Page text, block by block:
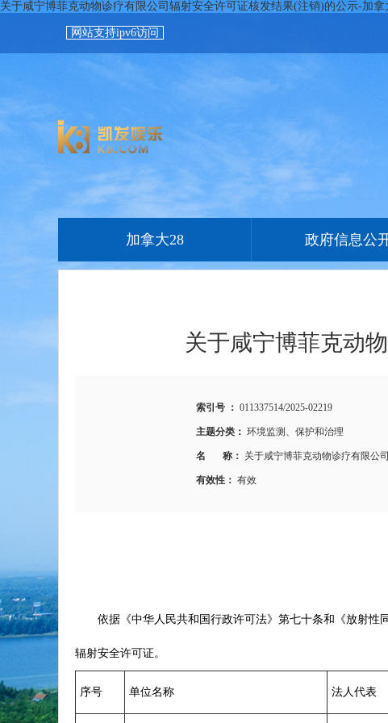
关于咸宁博菲克动物诊疗有限公司辐射安全许可证核发结果(注销)的公示-加拿
网站支持ipv6访问
加拿大28 政府信息公
关于咸宁博菲克动
索引号 ： 011337514/2025-02219
主题分类： 环境监测、保护和治理
名 称： 关于咸宁博菲克动物诊疗有限公
有效性： 有效
依据《中华人民共和国行政许可法》第七十条和《放射性
辐射安全许可证。
序号 单位名称 法人代表